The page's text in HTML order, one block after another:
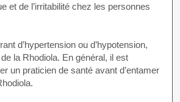
et de l’irritabilité chez les personnes
d’hypertension ou d’hypotension,
la Rhodiola. En général, il est
un praticien de santé avant d’entamer